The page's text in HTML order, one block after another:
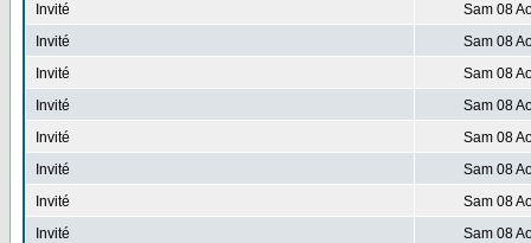
Invité
Sam 08
Invité
Sam 08
Invité
Sam 08
Invité
Sam 08
Invité
Sam 08
Invité
Sam 08
Invité
Sam 08
Invité
Sam 08